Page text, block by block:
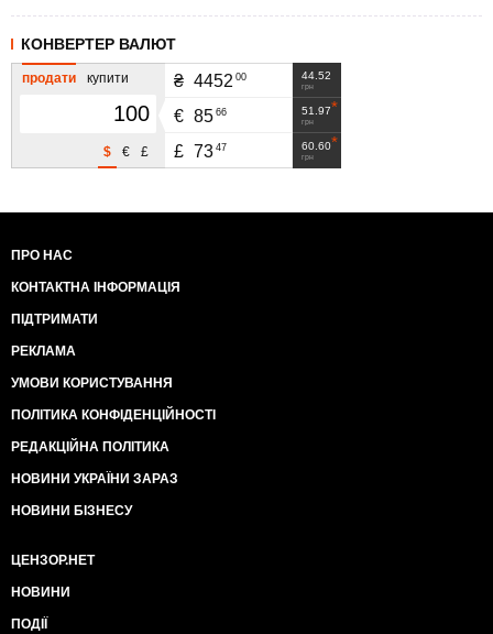
КОНВЕРТЕР ВАЛЮТ
продати купити
£
€
$
44.52
грн
₴ 4452 00
51.97
грн
€ 85 66
60.60
грн
£ 73 47
ПРО НАС
КОНТАКТНА ІНФОРМАЦІЯ
ПІДТРИМАТИ
РЕКЛАМА
УМОВИ КОРИСТУВАННЯ
ПОЛІТИКА КОНФІДЕНЦІЙНОСТІ
РЕДАКЦІЙНА ПОЛІТИКА
НОВИНИ УКРАЇНИ ЗАРАЗ
НОВИНИ БІЗНЕСУ
ЦЕНЗОР.НЕТ
НОВИНИ
ПОДІЇ